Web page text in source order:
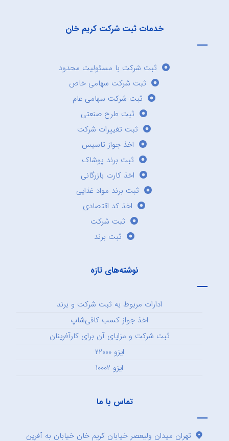
خدمات ثبت شرکت کریم خان
ثبت شرکت با مسئولیت محدود
ثبت شرکت سهامی خاص
ثبت شرکت سهامی عام
ثبت طرح صنعتی
ثبت تغییرات شرکت
اخذ جواز تاسیس
ثبت برند پوشاک
اخذ کارت بازرگانی
ثبت برند مواد غذایی
اخذ کد اقتصادی
ثبت شرکت
ثبت برند
نوشته‌های تازه
ادارات مربوط به ثبت شرکت و برند
اخذ جواز کسب کافی‌شاپ
ثبت شرکت و مزایای آن برای کارآفرینان
ایزو ۲۲۰۰۰
ایزو ۱۰۰۰۲
تماس با ما
تهران میدان ولیعصر خیابان کریم خان خیابان به آفرین